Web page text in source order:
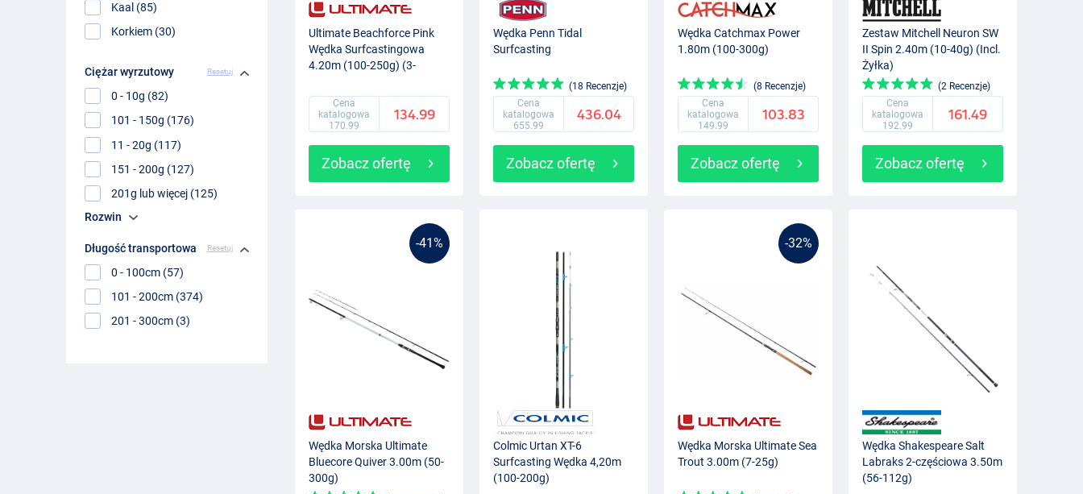
Kaal (85)
Korkiem (30)
Ciężar wyrzutowy Resetuj
0 - 10g (82)
101 - 150g (176)
11 - 20g (117)
151 - 200g (127)
201g lub więcej (125)
Rozwin
Długość transportowa Resetuj
0 - 100cm (57)
101 - 200cm (374)
201 - 300cm (3)
Ultimate Beachforce Pink
Wędka Surfcastingowa
4.20m (100-250g) (3-
Cena
katalogowa
170.99
134.99
Zobacz ofertę
Wędka Penn Tidal
Surfcasting
(18 Recenzje)
Cena
katalogowa
655.99
436.04
Zobacz ofertę
Wędka Catchmax Power
1.80m (100-300g)
(8 Recenzje)
Cena
katalogowa
149.99
103.83
Zobacz ofertę
Zestaw Mitchell Neuron SW
II Spin 2.40m (10-40g) (Incl.
Żyłka)
(2 Recenzje)
Cena
katalogowa
192.99
161.49
Zobacz ofertę
-41%
Wędka Morska Ultimate
Bluecore Quiver 3.00m (50-
300g)
Colmic Urtan XT-6
Surfcasting Wędka 4,20m
(100-200g)
-32%
Wędka Morska Ultimate Sea
Trout 3.00m (7-25g)
Wędka Shakespeare Salt
Labraks 2-częściowa 3.50m
(56-112g)